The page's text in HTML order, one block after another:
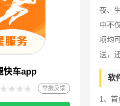
快车app
举报反馈
夜、
中不
项均
送，
软
1、首